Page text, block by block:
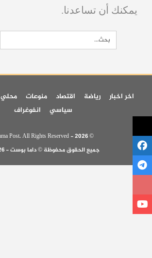
يمكنك أن تساعدنا.
اخر اخبار رياضة اقتصاد منوعات محلي
سياسي
انفوغراف
© 2026 - Dama Post. All Rights Reserved.
جميع الحقوق محفوظة © داما بوست - 2026 -